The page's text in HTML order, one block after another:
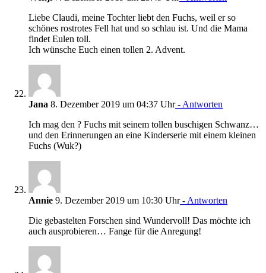
Liebe Claudi, meine Tochter liebt den Fuchs, weil er so
schönes rostrotes Fell hat und so schlau ist. Und die Mama
findet Eulen toll.
Ich wünsche Euch einen tollen 2. Advent.
Jana 8. Dezember 2019 um 04:37 Uhr- Antworten
Ich mag den ? Fuchs mit seinem tollen buschigen Schwanz…
und den Erinnerungen an eine Kinderserie mit einem kleinen
Fuchs (Wuk?)
Annie 9. Dezember 2019 um 10:30 Uhr- Antworten
Die gebastelten Forschen sind Wundervoll! Das möchte ich
auch ausprobieren… Fange für die Anregung!